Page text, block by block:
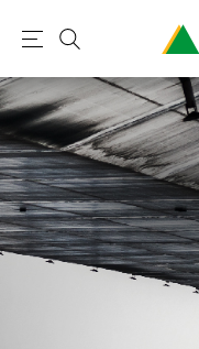
현
건
설
(
H
Y
U
N
메
뉴
검
색